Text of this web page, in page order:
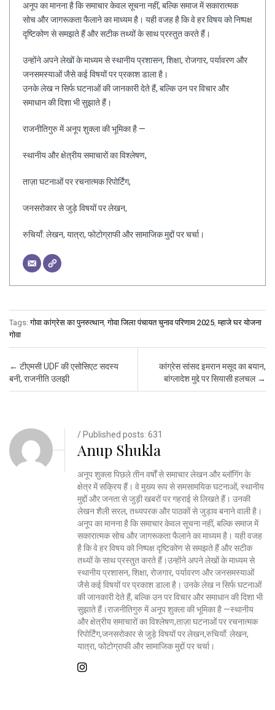
अनूप का मानना है कि समाचार केवल सूचना नहीं, बल्कि समाज में सकारात्मक
सोच और जागरूकता फैलाने का माध्यम है। यही वजह है कि वे हर विषय को निष्पक्ष
दृष्टिकोण से समझते हैं और सटीक तथ्यों के साथ प्रस्तुत करते हैं।
उन्होंने अपने लेखों के माध्यम से स्थानीय प्रशासन, शिक्षा, रोजगार, पर्यावरण और
जनसमस्याओं जैसे कई विषयों पर प्रकाश डाला है।
उनके लेख न सिर्फ घटनाओं की जानकारी देते हैं, बल्कि उन पर विचार और
समाधान की दिशा भी सुझाते हैं।
राजनीतिगुरु में अनूप शुक्ला की भूमिका है —
स्थानीय और क्षेत्रीय समाचारों का विश्लेषण,
ताज़ा घटनाओं पर रचनात्मक रिपोर्टिंग,
जनसरोकार से जुड़े विषयों पर लेखन,
रुचियाँ: लेखन, यात्रा, फोटोग्राफी और सामाजिक मुद्दों पर चर्चा।
Tags:गोवा कांग्रेस का पुनरुत्थान,गोवा जिला पंचायत चुनाव परिणाम 2025 ,म्हाजे घर योजना
गोवा
Post navigation
← टीएमसी UDF की एसोसिएट सदस्य
बनी, राजनीति उलझी
कांग्रेस सांसद इमरान मसूद का बयान,
बांग्लादेश मुद्दे पर सियासी हलचल →
/ Published posts: 631
Anup Shukla
अनूप शुक्ला पिछले तीन वर्षों से समाचार लेखन और ब्लॉगिंग के
क्षेत्र में सक्रिय हैं। वे मुख्य रूप से समसामयिक घटनाओं, स्थानीय
मुद्दों और जनता से जुड़ी खबरों पर गहराई से लिखते हैं। उनकी
लेखन शैली सरल, तथ्यपरक और पाठकों से जुड़ाव बनाने वाली है।
अनूप का मानना है कि समाचार केवल सूचना नहीं, बल्कि समाज में
सकारात्मक सोच और जागरूकता फैलाने का माध्यम है। यही वजह
है कि वे हर विषय को निष्पक्ष दृष्टिकोण से समझते हैं और सटीक
तथ्यों के साथ प्रस्तुत करते हैं।उन्होंने अपने लेखों के माध्यम से
स्थानीय प्रशासन, शिक्षा, रोजगार, पर्यावरण और जनसमस्याओं
जैसे कई विषयों पर प्रकाश डाला है। उनके लेख न सिर्फ घटनाओं
की जानकारी देते हैं, बल्कि उन पर विचार और समाधान की दिशा भी
सुझाते हैं।राजनीतिगुरु में अनूप शुक्ला की भूमिका है —स्थानीय
और क्षेत्रीय समाचारों का विश्लेषण,ताज़ा घटनाओं पर रचनात्मक
रिपोर्टिंग,जनसरोकार से जुड़े विषयों पर लेखन,रुचियाँ: लेखन,
यात्रा, फोटोग्राफी और सामाजिक मुद्दों पर चर्चा।